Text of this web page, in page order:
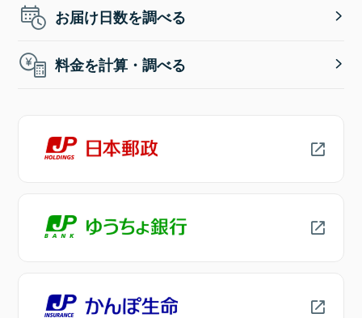
お届け日数を調べる
料金を計算・調べる